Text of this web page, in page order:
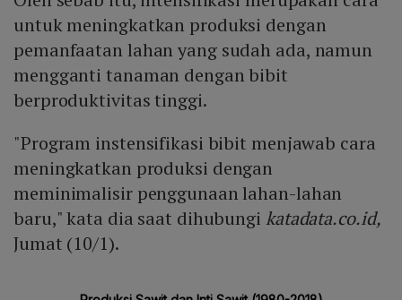
untuk meningkatkan produksi dengan
pemanfaatan lahan yang sudah ada, namun
mengganti tanaman dengan bibit
berproduktivitas tinggi.
"Program instensifikasi bibit menjawab cara
meningkatkan produksi dengan
meminimalisir penggunaan lahan-lahan
baru," kata dia saat dihubungi katadata.co.id,
Jumat (10/1).